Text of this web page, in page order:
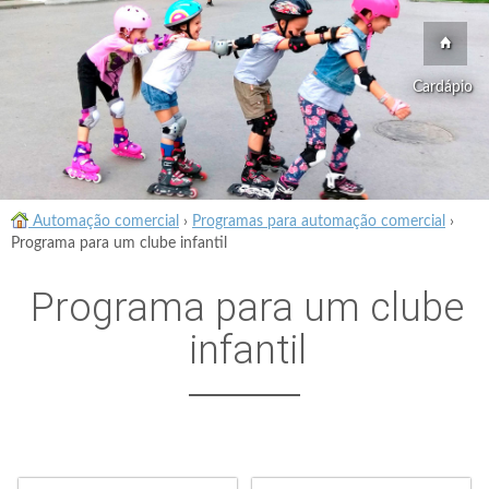
Cardápio
Automação comercial › Programas para automação comercial
›
Programa para um clube infantil
Programa para um clube
infantil